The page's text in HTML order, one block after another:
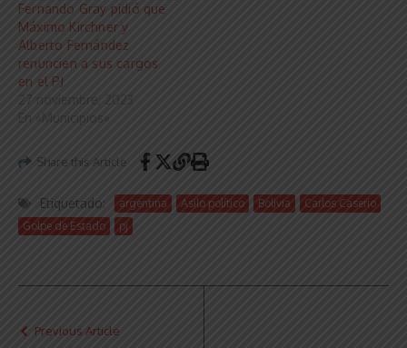
Fernando Gray pidió que
Máximo Kirchner y
Alberto Fernández
renuncien a sus cargos
en el PJ
27 noviembre, 2023
En «Municipios»
Share this Article
Etiquetado: argentina Asilo político Bolivia
Carlos Caserio
Golpe de Estado
pj
Previous Article